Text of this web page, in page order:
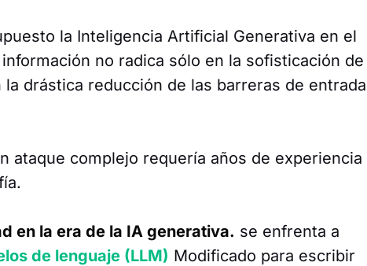
la Inteligencia Artificial Generativa en el
no radica sólo en la sofisticación de
drástica reducción de las barreras de entrada
ataque complejo requería años de experiencia
en la era de la IA generativa. se enfrenta a
de lenguaje (LLM) Modificado para escribir